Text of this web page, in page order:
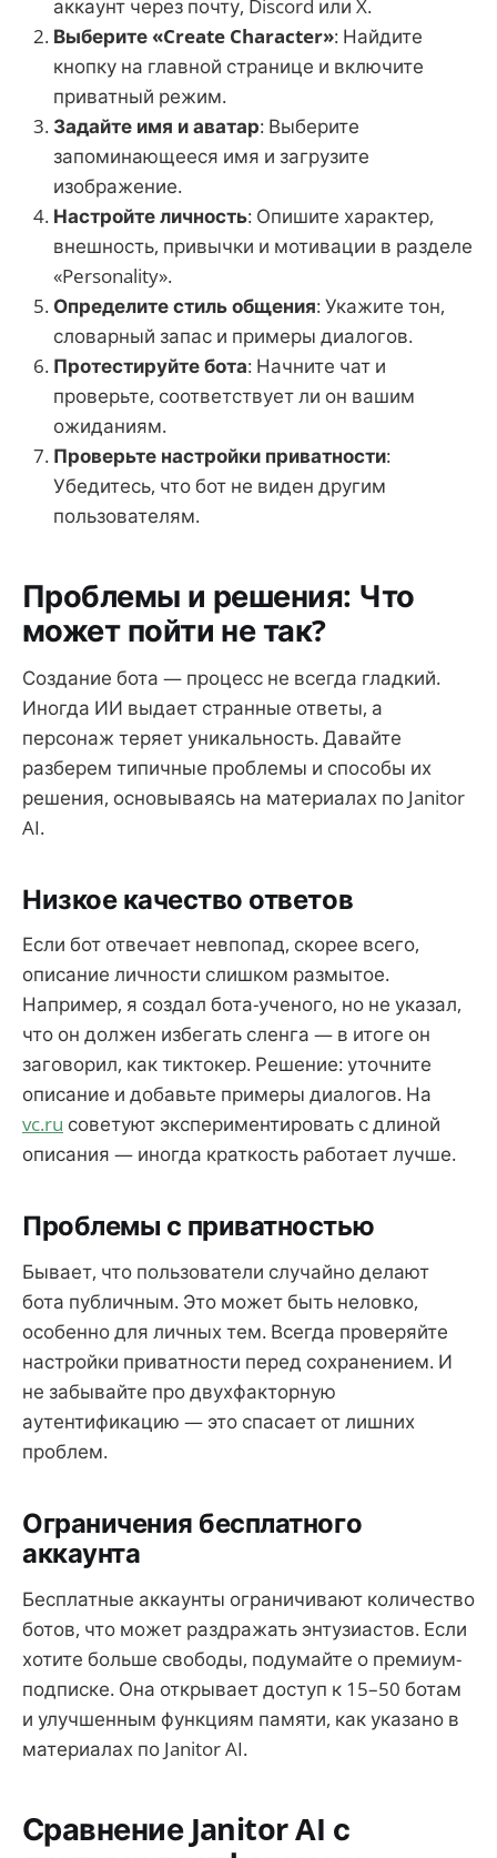
аккаунт через почту, Discord или X.
Выберите «Create Character»: Найдите
кнопку на главной странице и включите
приватный режим.
Задайте имя и аватар: Выберите
запоминающееся имя и загрузите
изображение.
Настройте личность: Опишите характер,
внешность, привычки и мотивации в разделе
«Personality».
Определите стиль общения: Укажите тон,
словарный запас и примеры диалогов.
Протестируйте бота: Начните чат и
проверьте, соответствует ли он вашим
ожиданиям.
Проверьте настройки приватности:
Убедитесь, что бот не виден другим
пользователям.
Проблемы и решения: Что
может пойти не так?
Создание бота — процесс не всегда гладкий.
Иногда ИИ выдает странные ответы, а
персонаж теряет уникальность. Давайте
разберем типичные проблемы и способы их
решения, основываясь на материалах по Janitor
AI.
Низкое качество ответов
Если бот отвечает невпопад, скорее всего,
описание личности слишком размытое.
Например, я создал бота-ученого, но не указал,
что он должен избегать сленга — в итоге он
заговорил, как тиктокер. Решение: уточните
описание и добавьте примеры диалогов. На
vc.ru советуют экспериментировать с длиной
описания — иногда краткость работает лучше.
Проблемы с приватностью
Бывает, что пользователи случайно делают
бота публичным. Это может быть неловко,
особенно для личных тем. Всегда проверяйте
настройки приватности перед сохранением. И
не забывайте про двухфакторную
аутентификацию — это спасает от лишних
проблем.
Ограничения бесплатного
аккаунта
Бесплатные аккаунты ограничивают количество
ботов, что может раздражать энтузиастов. Если
хотите больше свободы, подумайте о премиум-
подписке. Она открывает доступ к 15–50 ботам
и улучшенным функциям памяти, как указано в
материалах по Janitor AI.
Сравнение Janitor AI с